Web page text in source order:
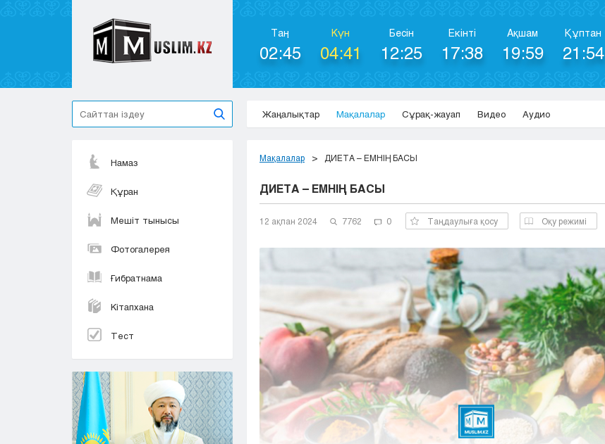
Таң
02:45
Күн
04:41
Бесін
12:25
Екінті
17:38
Ақшам
19:59
Құптан
21:54
Жаңалықтар Мақалалар Сұрақ-жауап Видео Аудио
Намаз
Құран
Мешіт тынысы
Фотогалерея
Ғибратнама
Кітапхана
Тест
Мақалалар ДИЕТА – ЕМНІҢ БАСЫ
ДИЕТА – ЕМНІҢ БАСЫ
12 ақпан 2024 7762 0 Таңдаулыға қосу Оқу режимі